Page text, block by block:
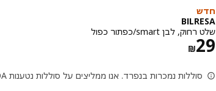
חדש
BILRESA
שלט רחוק, לבן smart/כפתור כפול
‏₪29
סוללות נמכרות בנפרד. אנו ממליצים על סוללות נטענות 2x HR03 AAA 1.2V LADDA.